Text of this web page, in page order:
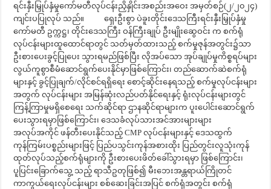
ရင်းနှီးမြှုပ်နှံမှုကော်မတီလုပ်ငန်းညှိနှိုင်းအစည်းအဝေး အမှတ်စဉ်(၂/၂၀၂၄)
ကျင်းပပြုလုပ် သည်။ ရှေးဦးစွာ ပဲခူးတိုင်းဒေသကြီးရင်းနှီးမြှုပ်နှံမှု
ကော်မတီ ဥက္ကဋ္ဌ၊ တိုင်းဒေသကြီး ဝန်ကြီးချုပ် ဦးမျိုးဆွေဝင်း က စက်ရုံ
လုပ်ငန်းများထူထောင်ရာတွင် သတ်မှတ်ထားသည့် စက်မှုဇုန်အတွင်း၌သာ
ဦးစားပေးခွင့်ပြုပေး သွားရမည်ဖြစ်ပြီး လိုအပ်သော အုပ်ချုပ်မှုကိစ္စရပ်များ
လွယ်ကူစွာစီမံဆောင်ရွက်ပေးနိုင်မှာဖြစ်ကြောင်း၊ တည်ဆောက်ဆဲစက်ရုံ
များနှင့် ခွင့်ပြုချက်/လိုင်စင်ရရှိရေး စောင့်ဆိုင်းနေရသည့် စက်မှုလုပ်ငန်းများ
အတွက် လုပ်ငန်းများ အမြန်ဆုံးလည်ပတ်နိုင်ရေးနှင့် ရုံးလုပ်ငန်းများတွင်
ကြန့်ကြာမှုမရှိစေရေး သက်ဆိုင်ရာ ဌာနဆိုင်ရာများက ပူးပေါင်းဆောင်ရွက်
ပေးသွားရမှာဖြစ်ကြောင်း၊ ဒေသခံလုပ်သားအင်အားများများ
အလုပ်အကိုင် ဖန်တီးပေးနိုင်သည့် CMP လုပ်ငန်းများနှင့် ဒေသထွက်
ကုန်ကြမ်းပစ္စည်းများဖြင့် ပြည်ပသွင်းကုန်အစားထိုး ပြည်တွင်းလူသုံးကုန်
ထုတ်လုပ်သည့်စက်ရုံများကို ဦးစားပေးဖိတ်ခေါ်သွားရမှာ ဖြစ်ကြောင်း၊
ပူပြင်းခြောက်သွေ့ သည့် ရာသီဥတုဖြစ်၍ မီးဘေးအန္တရာယ်ကြိုတင်
ကာကွယ်ရေးလုပ်ငန်းများ စစ်ဆေးခြင်းအပြင် စက်ရုံအတွင်း စက်ရုံ